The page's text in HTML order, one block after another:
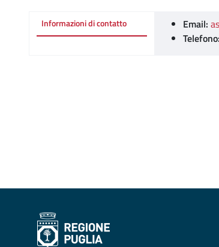
Informazioni di contatto Email:
Telefono: